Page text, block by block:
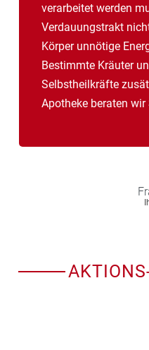
verarbeitet werden
Verdauungstrakt
Körper unnötige
Bestimmte Kräuter
Selbstheilkräfte
Apotheke beraten wir